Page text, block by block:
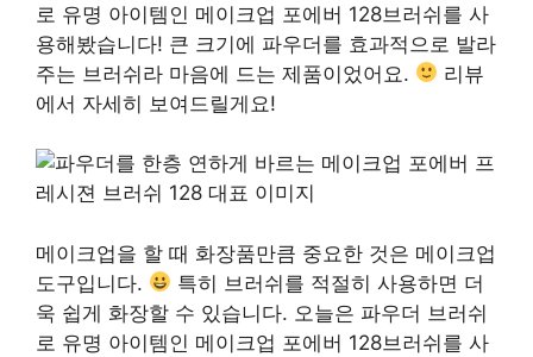
로 유명 아이템인 메이크업 포에버 128브러쉬를 사
용해봤습니다! 큰 크기에 파우더를 효과적으로 발라
주는 브러쉬라 마음에 드는 제품이었어요.
리뷰
에서 자세히 보여드릴게요!
메이크업을 할 때 화장품만큼 중요한 것은 메이크업
도구입니다.
특히 브러쉬를 적절히 사용하면 더
욱 쉽게 화장할 수 있습니다. 오늘은 파우더 브러쉬
로 유명 아이템인 메이크업 포에버 128브러쉬를 사